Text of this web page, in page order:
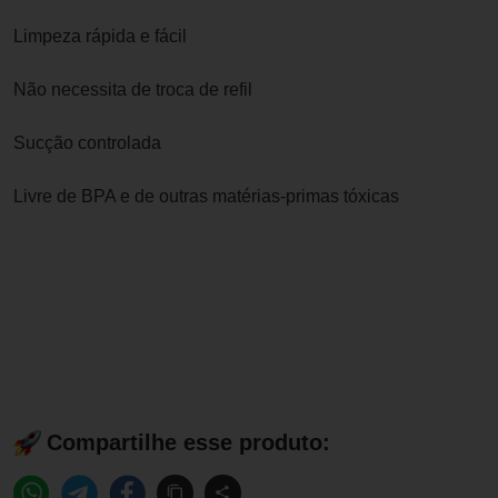
Limpeza rápida e fácil
Não necessita de troca de refil
Sucção controlada
Livre de BPA e de outras matérias-primas tóxicas
Compartilhe esse produto: